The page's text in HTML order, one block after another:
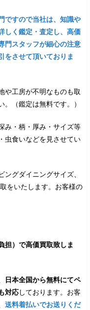
ですので当社は、知識や
しく鑑定・査定し、高価
門スタッフが細心の注意
をさせて頂いておりま
や工房が不明なものも取
（鑑定は無料です。）
み・柄・厚み・サイズ等
虫食いなどを見させてい
グダイニングサイズ、
をいたします。お客様の
担）で高価買取致しま
日本全国から無料にてペ
対応しております。お客
送料着払いでお送りくだ